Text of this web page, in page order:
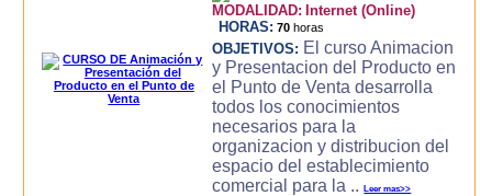
MODALIDAD: Internet (Online)
HORAS: 70 horas
OBJETIVOS: El curso Animacion
y Presentacion del Producto en
el Punto de Venta desarrolla
todos los conocimientos
necesarios para la
organizacion y distribucion del
espacio del establecimiento
comercial para la ..Leer mas>>